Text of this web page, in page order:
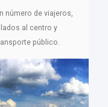
número de viajeros,
al centro y
público.